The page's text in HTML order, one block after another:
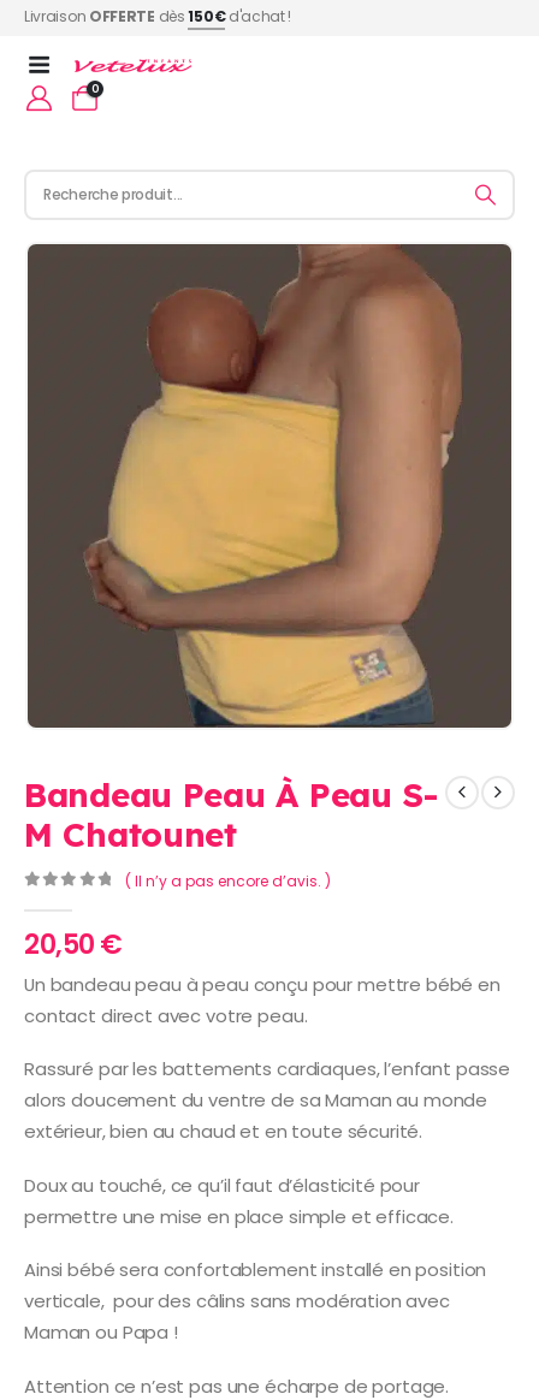
Livraison OFFERTE dès150€d'achat !
0
Bandeau Peau À Peau S-
M Chatounet
( Il n’y a pas encore d’avis. )
20,50€
Un bandeau peau à peau conçu pour mettre bébé en
contact direct avec votre peau.
Rassuré par les battements cardiaques, l’enfant passe
alors doucement du ventre de sa Maman au monde
extérieur, bien au chaud et en toute sécurité.
Doux au touché, ce qu’il faut d’élasticité pour
permettre une mise en place simple et efficace.
Ainsi bébé sera confortablement installé en position
verticale, pour des câlins sans modération avec
Maman ou Papa !
Attention ce n’est pas une écharpe de portage.